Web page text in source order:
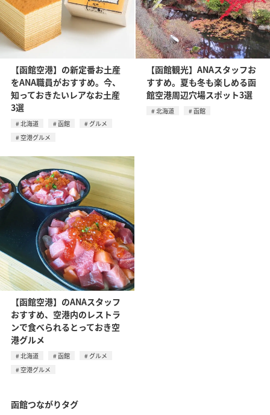
【函館空港】の新定番お土産
をANA職員がおすすめ。今、
知っておきたいレアなお土産
3選
北海道 函館
グルメ
空港グルメ
【函館観光】ANAスタッフお
すすめ。夏も冬も楽しめる函
館空港周辺穴場スポット3選
北海道 函館
【函館空港】のANAスタッフ
おすすめ、空港内のレストラ
ンで食べられるとっておき空
港グルメ
北海道 函館
グルメ
空港グルメ
函館つながりタグ